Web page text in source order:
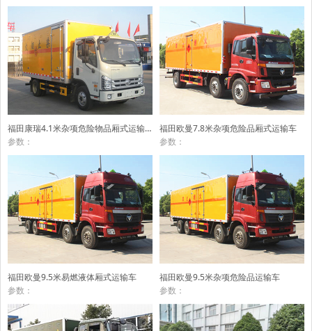
福田康瑞4.1米杂项危险物品厢式运输车
参数：
福田欧曼7.8米杂项危险品厢式运输车
参数：
福田欧曼9.5米易燃液体厢式运输车
参数：
福田欧曼9.5米杂项危险品运输车
参数：